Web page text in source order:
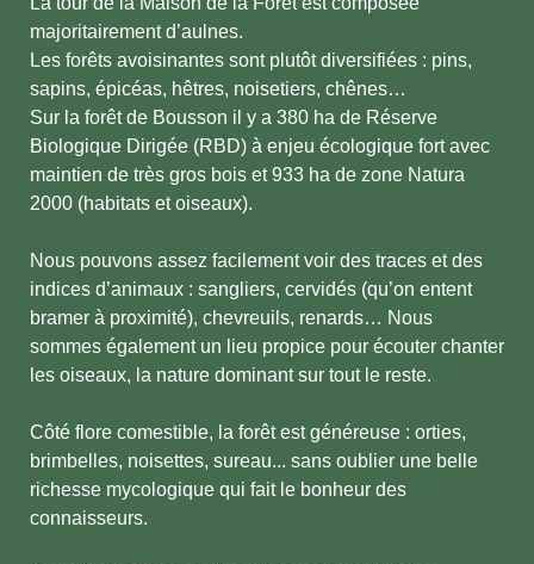
majoritairement d’aulnes.
Les forêts avoisinantes sont plutôt diversifiées : pins,
sapins, épicéas, hêtres, noisetiers, chênes…
Sur la forêt de Bousson il y a 380 ha de Réserve
Biologique Dirigée (RBD) à enjeu écologique fort avec
maintien de très gros bois et 933 ha de zone Natura
2000 (habitats et oiseaux).
Nous pouvons assez facilement voir des traces et des
indices d’animaux : sangliers, cervidés (qu’on entent
bramer à proximité), chevreuils, renards… Nous
sommes également un lieu propice pour écouter chanter
les oiseaux, la nature dominant sur tout le reste.
Côté flore comestible, la forêt est généreuse : orties,
brimbelles, noisettes, sureau... sans oublier une belle
richesse mycologique qui fait le bonheur des
connaisseurs.